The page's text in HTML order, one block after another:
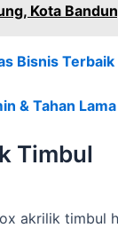
Kota
Bisnis
& Tahan Lama
Timbul
akrilik